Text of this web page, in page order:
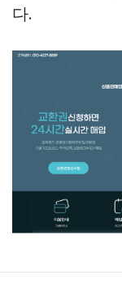
다.